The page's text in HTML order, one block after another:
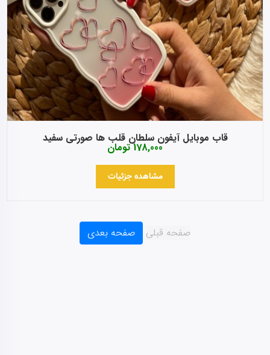
قاب موبایل آیفون سلطان قلب ها صورتی سفید
178,000تومان
مشاهده جزئیات